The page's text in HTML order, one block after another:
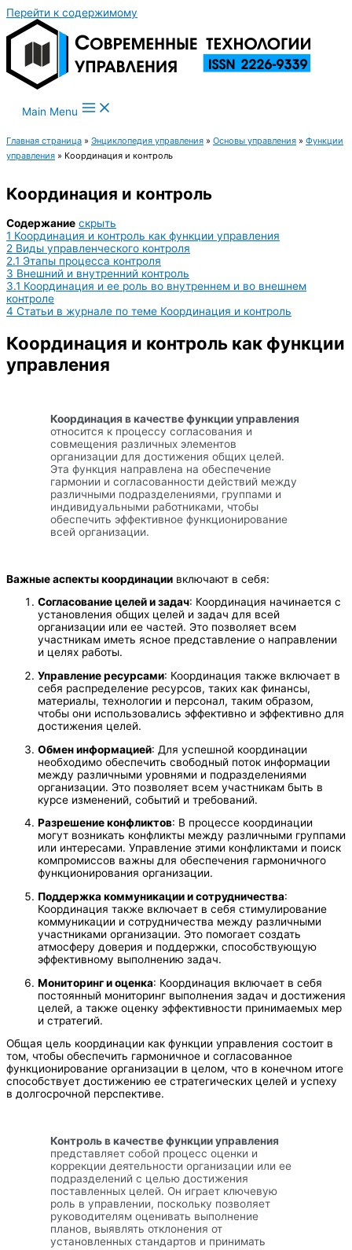
Перейти к содержимому
Main Menu
Главная страница » Энциклопедия управления » Основы управления » Функции
управления » Координация и контроль
Координация и контроль
Содержание скрыть
1 Координация и контроль как функции управления
2 Виды управленческого контроля
2.1 Этапы процесса контроля
3 Внешний и внутренний контроль
3.1 Координация и ее роль во внутреннем и во внешнем
контроле
4 Статьи в журнале по теме Координация и контроль
Координация и контроль как функции
управления
Координация в качестве функции управления
относится к процессу согласования и
совмещения различных элементов
организации для достижения общих целей.
Эта функция направлена на обеспечение
гармонии и согласованности действий между
различными подразделениями, группами и
индивидуальными работниками, чтобы
обеспечить эффективное функционирование
всей организации.
Важные аспекты координации включают в себя:
Согласование целей и задач: Координация начинается с
установления общих целей и задач для всей
организации или ее частей. Это позволяет всем
участникам иметь ясное представление о направлении
и целях работы.
Управление ресурсами: Координация также включает в
себя распределение ресурсов, таких как финансы,
материалы, технологии и персонал, таким образом,
чтобы они использовались эффективно и эффективно для
достижения целей.
Обмен информацией: Для успешной координации
необходимо обеспечить свободный поток информации
между различными уровнями и подразделениями
организации. Это позволяет всем участникам быть в
курсе изменений, событий и требований.
Разрешение конфликтов: В процессе координации
могут возникать конфликты между различными группами
или интересами. Управление этими конфликтами и поиск
компромиссов важны для обеспечения гармоничного
функционирования организации.
Поддержка коммуникации и сотрудничества:
Координация также включает в себя стимулирование
коммуникации и сотрудничества между различными
участниками организации. Это помогает создать
атмосферу доверия и поддержки, способствующую
эффективному выполнению задач.
Мониторинг и оценка: Координация включает в себя
постоянный мониторинг выполнения задач и достижения
целей, а также оценку эффективности принимаемых мер
и стратегий.
Общая цель координации как функции управления состоит в
том, чтобы обеспечить гармоничное и согласованное
функционирование организации в целом, что в конечном итоге
способствует достижению ее стратегических целей и успеху
в долгосрочной перспективе.
Контроль в качестве функции управления
представляет собой процесс оценки и
коррекции деятельности организации или ее
подразделений с целью достижения
поставленных целей. Он играет ключевую
роль в управлении, поскольку позволяет
руководителям оценивать выполнение
планов, выявлять отклонения от
установленных стандартов и принимать